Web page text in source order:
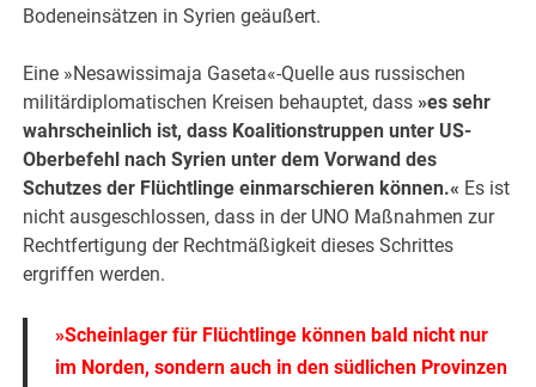
Bodeneinsätzen in Syrien geäußert.
Eine »Nesawissimaja Gaseta«-Quelle aus russischen
militärdiplomatischen Kreisen behauptet, dass »es sehr
wahrscheinlich ist, dass Koalitionstruppen unter US-
Oberbefehl nach Syrien unter dem Vorwand des
Schutzes der Flüchtlinge einmarschieren können.« Es ist
nicht ausgeschlossen, dass in der UNO Maßnahmen zur
Rechtfertigung der Rechtmäßigkeit dieses Schrittes
ergriffen werden.
»Scheinlager für Flüchtlinge können bald nicht nur
im Norden, sondern auch in den südlichen Provinzen